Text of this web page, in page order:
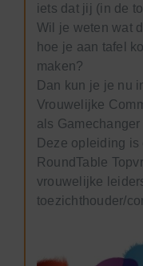
iets dat jij (in de
Wil je weten wat
hoe je aan tafel
maken?
Dan kun je je nu
Vrouwelijke
als Gamechanger
Deze opleiding
RoundTable
vrouwelijke
toezichthouder/